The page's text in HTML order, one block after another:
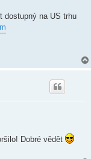
dostupný na US trhu
Dobré vědět